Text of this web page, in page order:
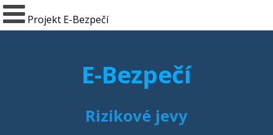
Projekt E-Bezpečí
E-Bezpečí
Rizikové jevy